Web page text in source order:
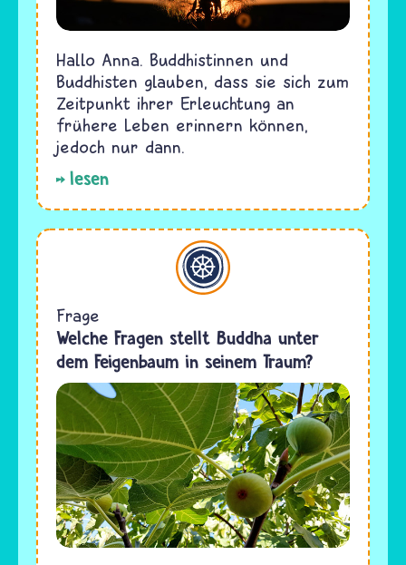
Hallo Anna. Buddhistinnen und
Buddhisten glauben, dass sie sich zum
Zeitpunkt ihrer Erleuchtung an
frühere Leben erinnern können,
jedoch nur dann.
lesen
Buddhismus
Frage
Welche Fragen stellt Buddha unter
dem Feigenbaum in seinem Traum?